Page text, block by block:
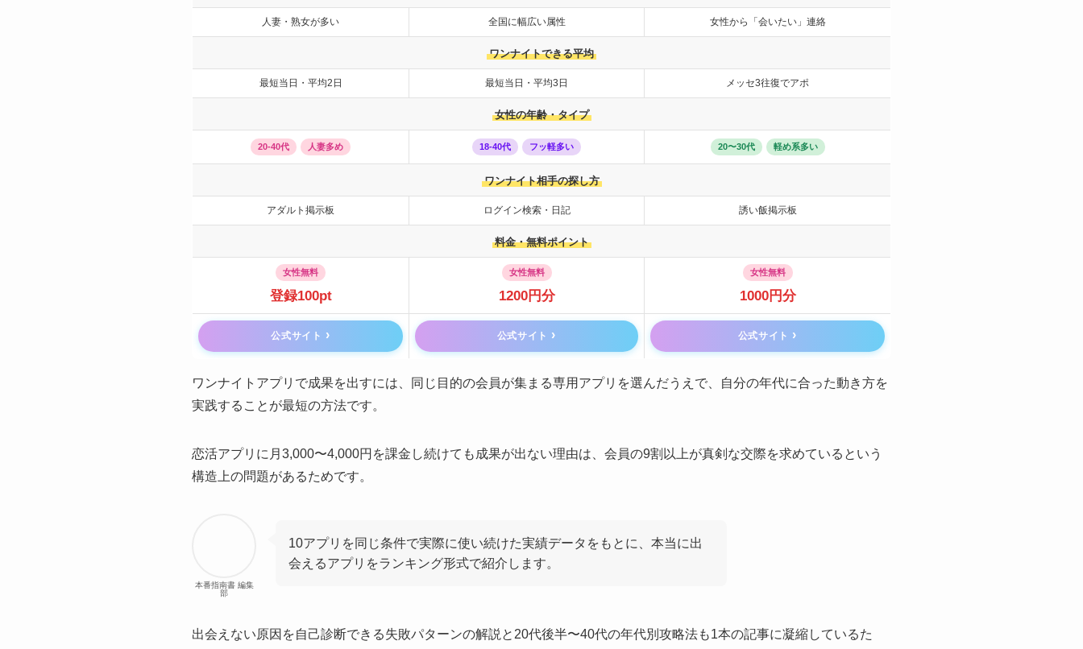
人妻・熟女が多い 全国に幅広い属性 女性から「会いたい」連絡
ワンナイトできる平均
最短当日・平均2日 最短当日・平均3日 メッセ3往復でアポ
女性の年齢・タイプ
20-40代 人妻多め 18-40代 フッ軽多い 20〜30代 軽め系多い
ワンナイト相手の探し方
アダルト掲示板 ログイン検索・日記 誘い飯掲示板
料金・無料ポイント
女性無料
登録100pt
女性無料
1200円分
女性無料
1000円分
公式サイト 公式サイト 公式サイト
ワンナイトアプリで成果を出すには、同じ目的の会員が集まる専用アプリを選んだうえで、自分の年代に合った動き方を
実践することが最短の方法です。
恋活アプリに月3,000〜4,000円を課金し続けても成果が出ない理由は、会員の9割以上が真剣な交際を求めているという
構造上の問題があるためです。
本番指南書 編集
部
10アプリを同じ条件で実際に使い続けた実績データをもとに、本当に出
会えるアプリをランキング形式で紹介します。
出会えない原因を自己診断できる失敗パターンの解説と20代後半〜40代の年代別攻略法も1本の記事に凝縮しているた